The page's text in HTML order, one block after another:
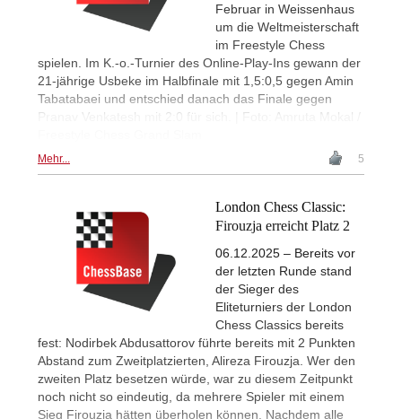
Februar in Weissenhaus
um die Weltmeisterschaft
im Freestyle Chess
spielen. Im K.-o.-Turnier des Online-Play-Ins gewann der
21-jährige Usbeke im Halbfinale mit 1,5:0,5 gegen Amin
Tabatabaei und entschied danach das Finale gegen
Pranav Venkatesh mit 2:0 für sich. | Foto: Amruta Mokal /
Mehr... 5
London Chess Classic:
Firouzja erreicht Platz 2
06.12.2025 – Bereits vor
der letzten Runde stand
der Sieger des
Eliteturniers der London
Chess Classics bereits
fest: Nodirbek Abdusattorov führte bereits mit 2 Punkten
Abstand zum Zweitplatzierten, Alireza Firouzja. Wer den
zweiten Platz besetzen würde, war zu diesem Zeitpunkt
noch nicht so eindeutig, da mehrere Spieler mit einem
Sieg Firouzja hätten überholen können. Nachdem alle